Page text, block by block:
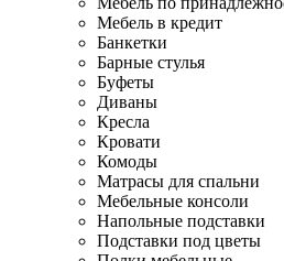
Мебель в кредит
Банкетки
Барные стулья
Буфеты
Диваны
Кресла
Кровати
Комоды
Матрасы для спальни
Мебельные консоли
Напольные подставки
Подставки под цветы